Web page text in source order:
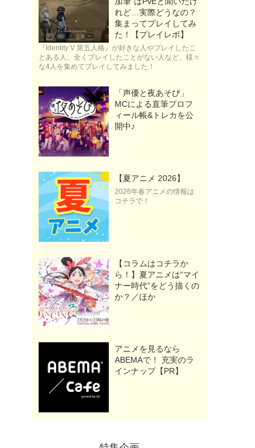
れど…実際どうなの？
集まってプレイしてみ
た！【プレイレポ】
『Identity V 第五人格』が好きな人やプレイしたこ
とある人、全くプレイしたことがない人など、様々
な4人を集めてプレイしてみました！
「声優と夜あそび」
MCによる直筆プロフ
ィール帳&トレカを公
開中♪
【夏アニメ 2026】
2026年春アニメの情報は
コチラで！
【コラムはコチラか
ら！】夏アニメは“マイ
ナー時代”をどう描くの
か？／ほか
アニメを見るなら
ABEMAで！ 充実のラ
インナップ【PR】